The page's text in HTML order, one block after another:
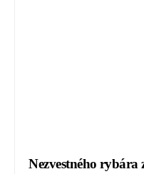
Nezvestného rybára